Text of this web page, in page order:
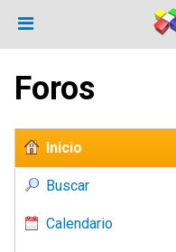
Foros
Inicio
Buscar
Calendario